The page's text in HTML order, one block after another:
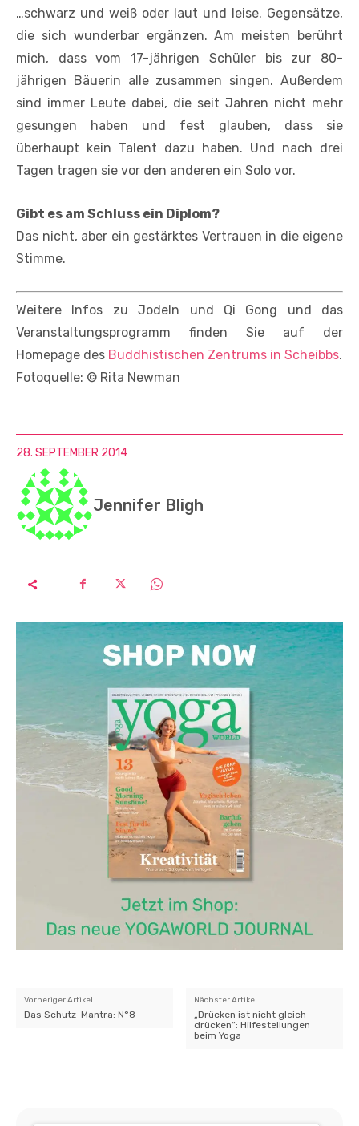
…schwarz und weiß oder laut und leise. Gegensätze,
die sich wunderbar ergänzen. Am meisten berührt
mich, dass vom 17-jährigen Schüler bis zur 80-
jährigen Bäuerin alle zusammen singen. Außerdem
sind immer Leute dabei, die seit Jahren nicht mehr
gesungen haben und fest glauben, dass sie
überhaupt kein Talent dazu haben. Und nach drei
Tagen tragen sie vor den anderen ein Solo vor.
Gibt es am Schluss ein Diplom?
Das nicht, aber ein gestärktes Vertrauen in die eigene
Stimme.
Weitere Infos zu Jodeln und Qi Gong und das
Veranstaltungsprogramm finden Sie auf der
Homepage des Buddhistischen Zentrums in Scheibbs.
Fotoquelle: © Rita Newman
28. SEPTEMBER 2014
Jennifer Bligh
Vorheriger Artikel
Das Schutz-Mantra: N°8
Nächster Artikel
„Drücken ist nicht gleich
drücken“: Hilfestellungen
beim Yoga